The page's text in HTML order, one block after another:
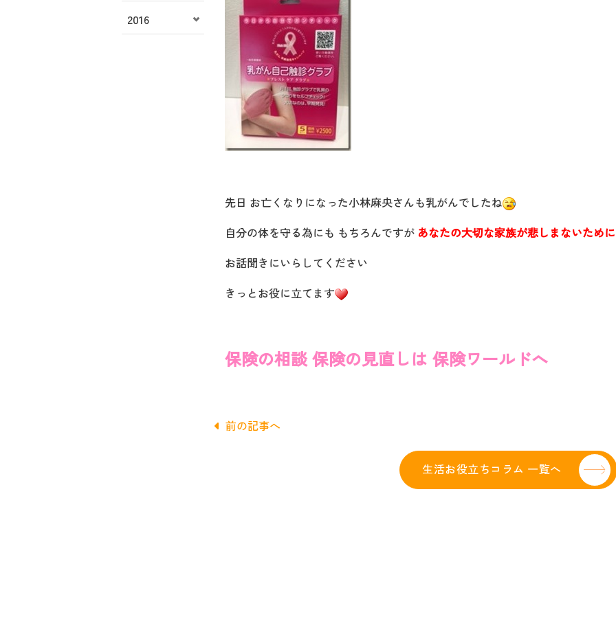
先日 お亡くなりになった小林麻央さんも乳がんでしたね
自分の体を守る為にも もちろんですが あなたの大切な家族が悲しまないため
お話聞きにいらしてください
きっとお役に立てます
保険の相談 保険の見直しは 保険ワールドへ
前の記事へ
生活お役立ちコラム 一覧へ
2016